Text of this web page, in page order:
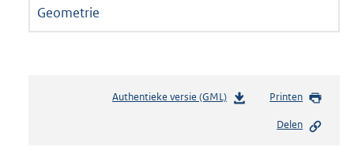
Geometrie
Authentieke versie (GML)b
Printen
Delen